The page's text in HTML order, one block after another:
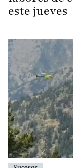
este jueves